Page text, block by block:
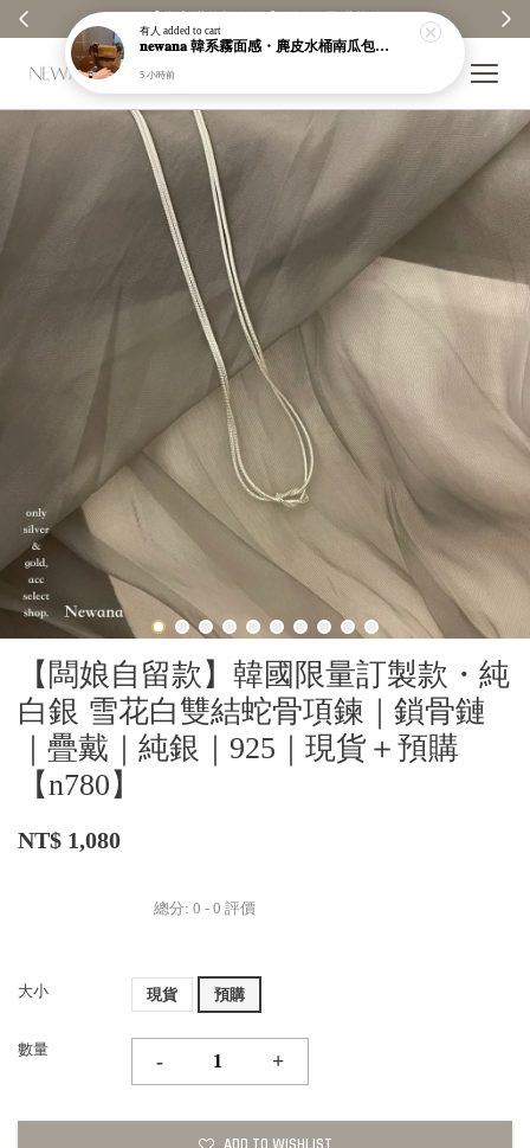
【闆娘自留款】韓國限量訂製款・純
白銀 雪花白雙結蛇骨項鍊｜鎖骨鏈
｜疊戴｜純銀｜925｜現貨＋預購
【n780】
NT$ 1,080
總分: 0 - 0 評價
大小 現貨 預購
數量
- +
有人 added to cart
𝐧𝐞𝐰𝐚𝐧𝐚 韓系霧面感・麂皮水桶南瓜包｜通勤日常包｜高級皮革｜現貨＋預購【nk62】
5 小時前